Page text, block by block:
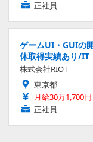
正社員
ゲームUI・GUIの
休取得実績あり/IT
株式会社RIOT
東京都
月給30万1,700
正社員